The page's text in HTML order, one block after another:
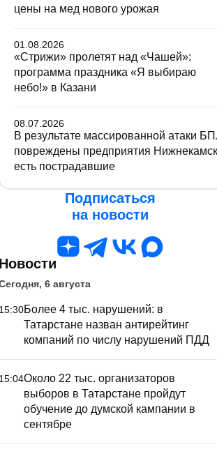
цены на мед нового урожая
01.08.2026
«Стрижи» пролетят над «Чашей»:
программа праздника «Я выбираю
небо!» в Казани
08.07.2026
В результате массированной атаки
повреждены предприятия
есть пострадавшие
Подписаться
на новости
Новости
6 августа
15:30Более 4 тыс. нарушений: в
Татарстане назван антирейтинг
компаний по числу нарушений ПДД
15:04Около 22 тыс. организаторов
выборов в Татарстане пройдут
обучение до думской кампании в
сентябре